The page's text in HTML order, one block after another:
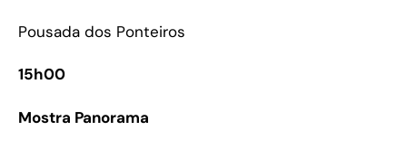
Pousada dos Ponteiros
15h00
Mostra Panorama